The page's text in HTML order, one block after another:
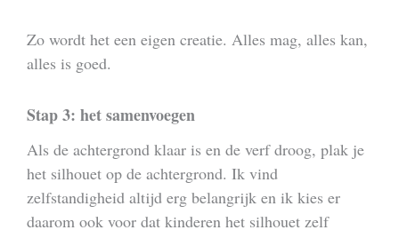
Zo wordt het een eigen creatie. Alles mag, alles kan,
alles is goed.
Stap 3: het samenvoegen
Als de achtergrond klaar is en de verf droog, plak je
het silhouet op de achtergrond. Ik vind
zelfstandigheid altijd erg belangrijk en ik kies er
daarom ook voor dat kinderen het silhouet zelf